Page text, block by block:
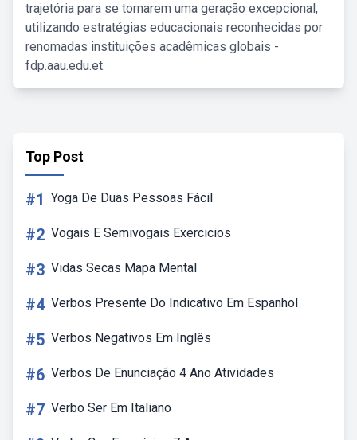
trajetória para se tornarem uma geração excepcional,
utilizando estratégias educacionais reconhecidas por
renomadas instituições acadêmicas globais -
fdp.aau.edu.et.
Top Post
#1 Yoga De Duas Pessoas Fácil
#2 Vogais E Semivogais Exercicios
#3 Vidas Secas Mapa Mental
#4 Verbos Presente Do Indicativo Em Espanhol
#5 Verbos Negativos Em Inglês
#6 Verbos De Enunciação 4 Ano Atividades
#7 Verbo Ser Em Italiano